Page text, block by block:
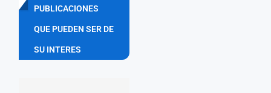
PUBLICACIONES
QUE PUEDEN SER DE
SU INTERES